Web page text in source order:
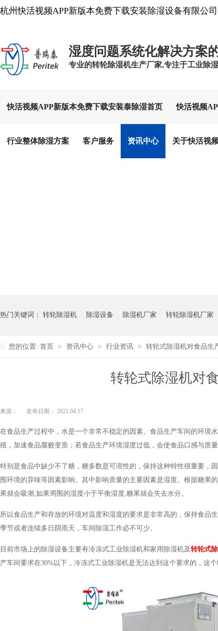
杭州快活视频APP新版本免费下载安装除湿设备有限公司
湿度问题系统化解决方案
专业的转轮除湿机生产厂家,专注于工业除湿
快活视频APP新版本免费下载安装泰除湿首页 快活视频
行业整体除湿方案 客户服务 资讯中心 关于快活视
热门关键词： 转轮除湿机 除湿设备 除湿机厂家 转轮除湿机厂家
您的位置: 首页 > 资讯中心 > 行业资讯 > 转轮式除湿机对食品生产
转轮式除湿机对食
来源： 发布日期： 2021.04.17
在食品生产过程中，水是一个非常不稳定的因素。食品生产车间的环境
殖，加速食品腐败变质；若食品生产环境湿度过低，会使食品口感与质量
特别是食品中缺少不了糖，糖多数是可溶性的，保持这种特性很重要，因为
围环境的异味等因素影响。其中影响质量的主要因素是湿度。根据糖
果就会吸潮,如果周围的湿度小于平衡湿度,糖果就会失去水分。
所以食品生产和存放的环境对温度和湿度的要求是非常高的，保持食品生产
季节或者连续多日阴雨天，车间除湿工作必不可少。
目前市场上的除湿设备主要有冷冻式工业除湿机和家用除湿机及转轮式
产车间要求在30%以下，冷冻式工业除湿机是无法达到这个要求的，这